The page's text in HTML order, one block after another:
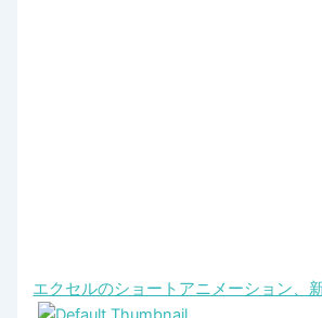
エクセルのショートアニメーション、